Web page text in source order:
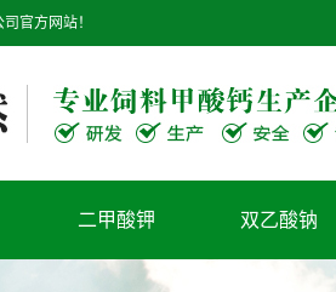
官方网站！
二甲酸钾 双乙酸钠